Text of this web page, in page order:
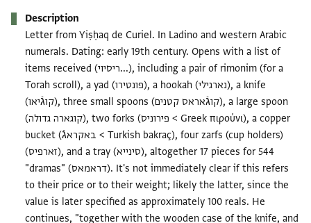
Description
Letter from Yiṣḥaq de Curiel. In Ladino and western Arabic
numerals. Dating: early 19th century. Opens with a list of
items received (ריסיוי...), including a pair of rimonim (for a
Torah scroll), a yad (פונטירו), a hookah (נארגילי), a knife
(קוגֿיאו), three small spoons (קוגֿאראס קטנים), a large spoon
(קוגארה גדולה), two forks (פירוניס < Greek πιρούνι), a copper
bucket (באקראגֿ < Turkish bakraç), four zarfs (cup holders)
(זארפיס), and a tray (סינייא), altogether 17 pieces for 544
"dramas" (דראמאס). It's not immediately clear if this refers
to their price or to their weight; likely the latter, since the
value is later specified as approximately 100 reals. He
continues, "together with the wooden case of the knife, and